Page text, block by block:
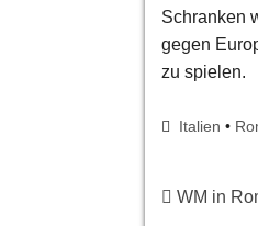
Schranken
gegen
zu spielen.
Italien •
WM in